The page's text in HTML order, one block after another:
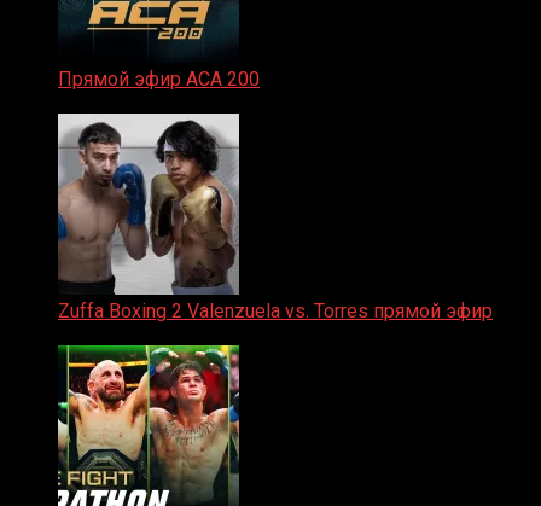
Прямой эфир ACA 200
Zuffa Boxing 2 Valenzuela vs. Torres прямой эфир